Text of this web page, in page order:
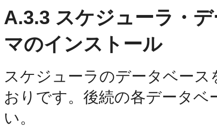
A.3.3 スケジューラ・
マのインストール
スケジューラのデータベー
おりです。後続の各データ
い。